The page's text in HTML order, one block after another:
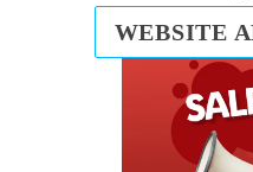
WEBSITE